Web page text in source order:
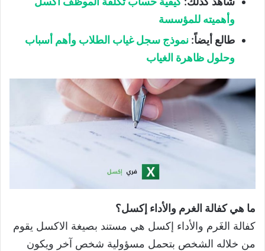
وأهميته للمؤسسة
طالع أيضاً: نموذج سجل غياب الطلاب وأهم أسباب
وحلول ظاهرة الغياب
ما هي كفالة الغرم والأداء إكسل؟
كفالة الغَرم والأداء إكسل هي مستند بصيغة الاكسل يقوم
من خلاله الشخص بتحمل مسؤولية شخص آخر ويكون